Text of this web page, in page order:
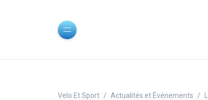
Velo Et Sport Actualités et Événements